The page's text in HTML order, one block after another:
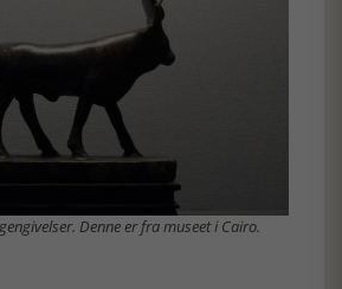
Denne er fra museet i Cairo.